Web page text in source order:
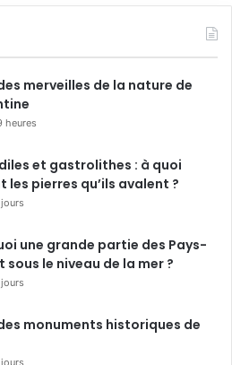
merveilles de la nature de
heures
et gastrolithes : à quoi
les pierres qu’ils avalent ?
une grande partie des Pays-
sous le niveau de la mer ?
monuments historiques de